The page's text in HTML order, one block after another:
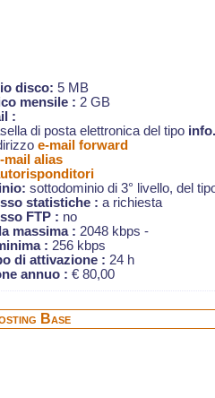
disco: 5 MB
mensile : 2 GB
:
di posta elettronica del tipo
e-mail forward
mail alias
sottodominio di 3° livello, del
statistiche : a richiesta
FTP : no
massima : 2048 kbps -
: 256 kbps
di attivazione : 24 h
annuo : € 80,00
Base